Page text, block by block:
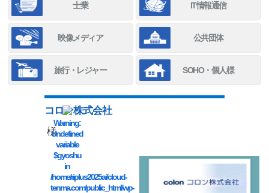
士業 IT情報通信
映像メディア 公共団体
旅行・レジャー SOHO・個人様
Warning:
Undefined
variable
$gyoshu
in
/home/riplus2025ai/cloud-
tenma.com/public_html/wp-
コロン株式会社
様